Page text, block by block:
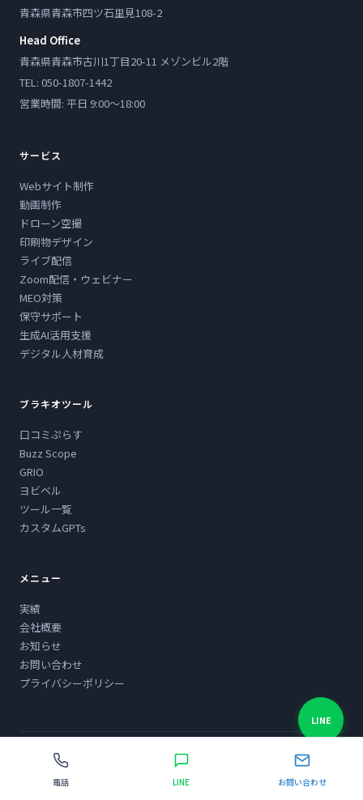
青森県青森市四ツ石里見108-2
Head Office
青森県青森市古川1丁目20-11 メゾンビル2階
TEL: 050-1807-1442
営業時間: 平日 9:00〜18:00
サービス
Webサイト制作
動画制作
ドローン空撮
印刷物デザイン
ライブ配信
Zoom配信・ウェビナー
MEO対策
保守サポート
生成AI活用支援
デジタル人材育成
ブラキオツール
口コミぷらす
Buzz Scope
GRIO
ヨビベル
ツール一覧
カスタムGPTs
メニュー
実績
会社概要
お知らせ
お問い合わせ
プライバシーポリシー
© 2012-2026 BRACHIO DESIGN
LINE
電話 LINE お問い合わせ